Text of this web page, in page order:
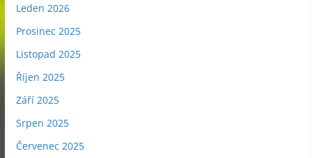
Leden 2026
Prosinec 2025
Listopad 2025
Říjen 2025
Září 2025
Srpen 2025
Červenec 2025